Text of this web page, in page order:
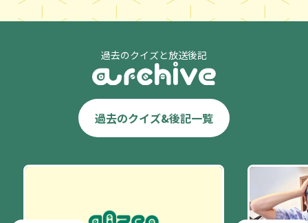
過去のクイズと放送後記
過去のクイズ&後記一覧